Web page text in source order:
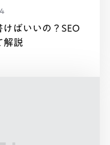
ばいいの？SEO
解説